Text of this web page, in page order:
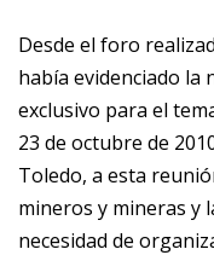
Desde el foro
había evidenciado la
exclusivo para el
23 de octubre de
Toledo, a esta
mineros y mineras y
necesidad de